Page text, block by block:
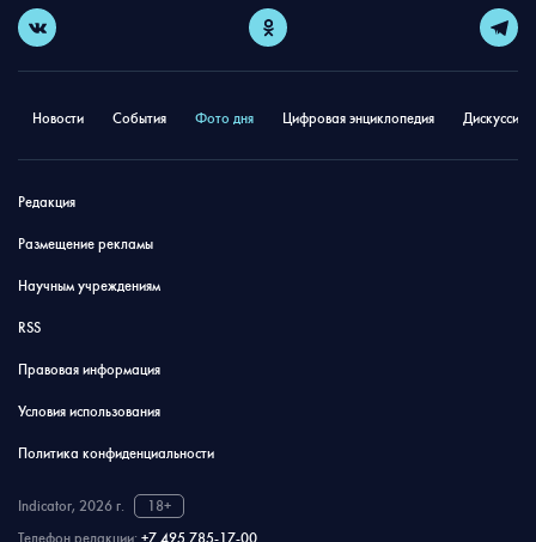
Новости События Фото дня Цифровая энциклопедия
Редакция
Размещение рекламы
Научным учреждениям
RSS
Правовая информация
Условия использования
Политика конфиденциальности
Indicator, 2026 г.
18+
Телефон редакции: +7 495 785-17-00